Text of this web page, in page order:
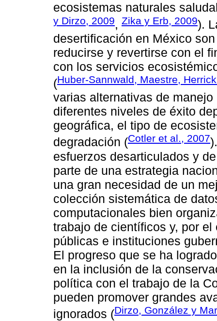
ecosistemas naturales
y Dirzo, 2009, Zika y Erb, 2009).
desertificación en México
reducirse y revertirse con el
con los servicios
(Huber-Sannwald, Maestre,
varias alternativas de
diferentes niveles de éxito
geográfica, el tipo de
degradación (Cotler et al., 2007
esfuerzos desarticulados y
parte de una estrategia
una gran necesidad de un
colección sistemática de
computacionales bien
trabajo de científicos y, por
públicas e instituciones
El progreso que se ha
en la inclusión de la
política con el trabajo de la
pueden promover grandes
ignorados (Dirzo, González y